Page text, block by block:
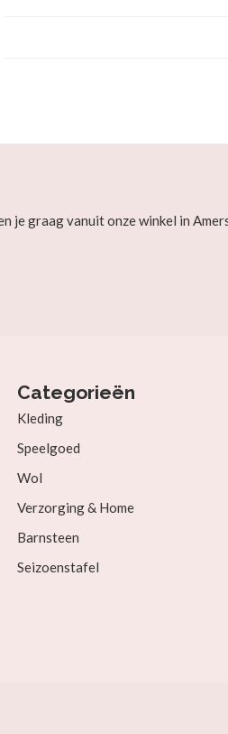
je graag vanuit onze winkel in
Categorieën
Kleding
Speelgoed
Wol
Verzorging & Home
Barnsteen
Seizoenstafel